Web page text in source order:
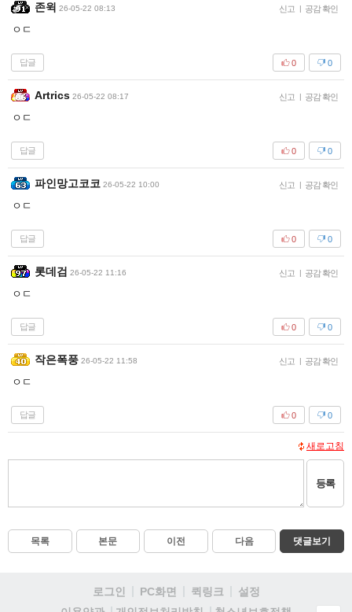
존윅 26-05-22 08:13 신고 | 공감 확인
ㅇㄷ
답글 0
0
Artrics 26-05-22 08:17 신고 | 공감 확인
ㅇㄷ
답글 0
0
파인망고코코 26-05-22 10:00 신고 | 공감 확인
ㅇㄷ
답글 0
0
롯데검 26-05-22 11:16 신고 | 공감 확인
ㅇㄷ
답글 0
0
작은폭풍 26-05-22 11:58 신고 | 공감 확인
ㅇㄷ
답글 0
0
새로고침
등록
목록 본문 이전 다음 댓글보기
로그인 PC화면 퀵링크
설정